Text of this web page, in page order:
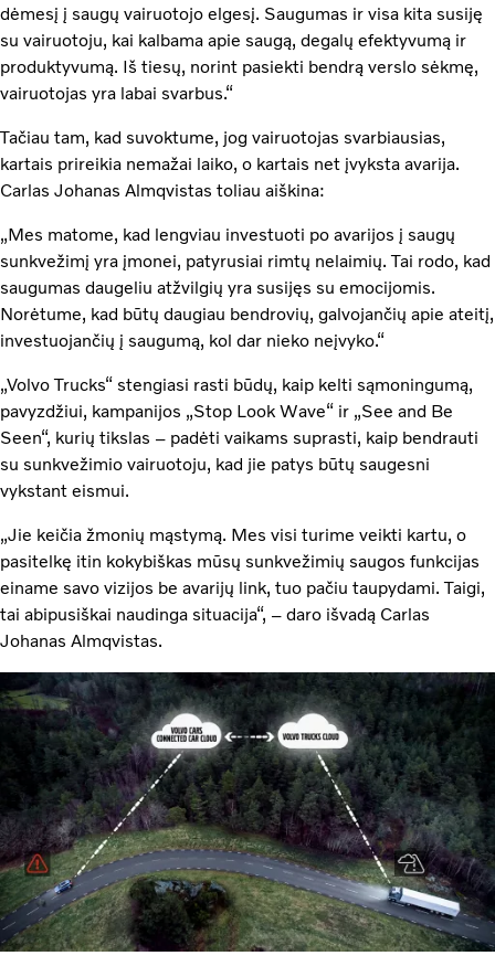
dėmesį į saugų vairuotojo elgesį. Saugumas ir visa kita susiję
su vairuotoju, kai kalbama apie saugą, degalų efektyvumą ir
produktyvumą. Iš tiesų, norint pasiekti bendrą verslo sėkmę,
vairuotojas yra labai svarbus.“
Tačiau tam, kad suvoktume, jog vairuotojas svarbiausias,
kartais prireikia nemažai laiko, o kartais net įvyksta avarija.
Carlas Johanas Almqvistas toliau aiškina:
„Mes matome, kad lengviau investuoti po avarijos į saugų
sunkvežimį yra įmonei, patyrusiai rimtų nelaimių. Tai rodo, kad
saugumas daugeliu atžvilgių yra susijęs su emocijomis.
Norėtume, kad būtų daugiau bendrovių, galvojančių apie ateitį,
investuojančių į saugumą, kol dar nieko neįvyko.“
„Volvo Trucks“ stengiasi rasti būdų, kaip kelti sąmoningumą,
pavyzdžiui, kampanijos „Stop Look Wave“ ir „See and Be
Seen“, kurių tikslas – padėti vaikams suprasti, kaip bendrauti
su sunkvežimio vairuotoju, kad jie patys būtų saugesni
vykstant eismui.
„Jie keičia žmonių mąstymą. Mes visi turime veikti kartu, o
pasitelkę itin kokybiškas mūsų sunkvežimių saugos funkcijas
einame savo vizijos be avarijų link, tuo pačiu taupydami. Taigi,
tai abipusiškai naudinga situacija“, – daro išvadą Carlas
Johanas Almqvistas.